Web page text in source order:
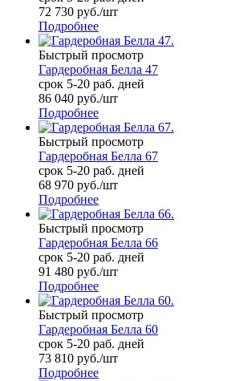
72 730 руб./шт
Подробнее
Быстрый просмотр
Гардеробная Белла 47
срок 5-20 раб. дней
86 040 руб./шт
Подробнее
Быстрый просмотр
Гардеробная Белла 67
срок 5-20 раб. дней
68 970 руб./шт
Подробнее
Быстрый просмотр
Гардеробная Белла 66
срок 5-20 раб. дней
91 480 руб./шт
Подробнее
Быстрый просмотр
Гардеробная Белла 60
срок 5-20 раб. дней
73 810 руб./шт
Подробнее